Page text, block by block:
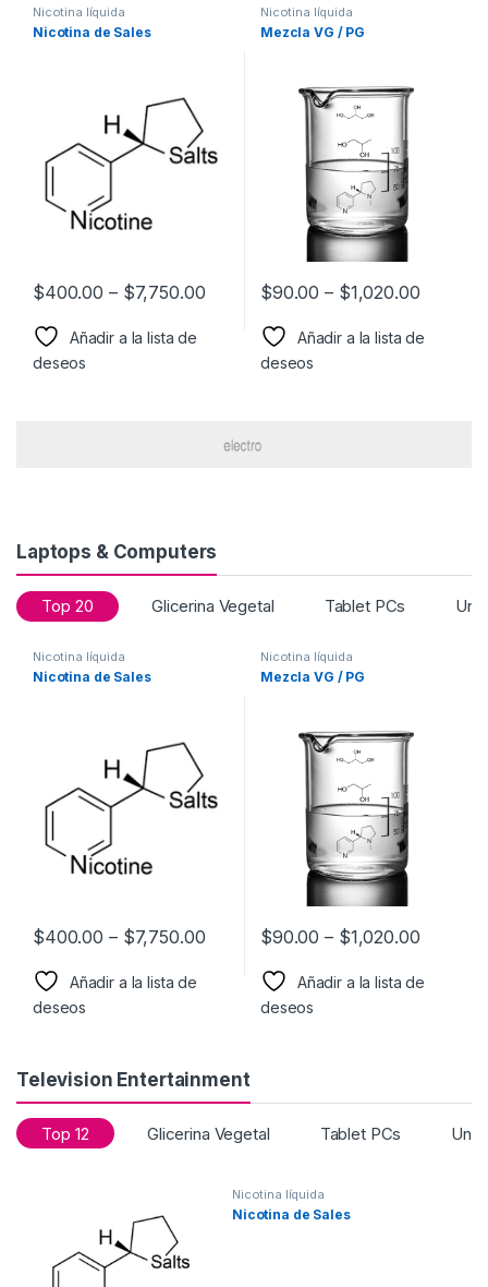
Nicotina líquida
Nicotina de Sales
$400.00 – $7,750.00
Añadir a la lista de
deseos
Nicotina líquida
Mezcla VG / PG
$90.00 – $1,020.00
Añadir a la lista de
deseos
Laptops & Computers
Top 20 Glicerina Vegetal Tablet PCs
Nicotina líquida
Nicotina de Sales
$400.00 – $7,750.00
Añadir a la lista de
deseos
Nicotina líquida
Mezcla VG / PG
$90.00 – $1,020.00
Añadir a la lista de
deseos
Television Entertainment
Top 12 Glicerina Vegetal Tablet PCs
Nicotina líquida
Nicotina de Sales